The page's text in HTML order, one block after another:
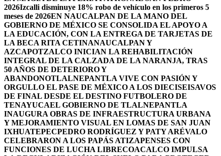
2026Izcalli disminuye 18% robo de vehículo en los primeros 5
meses de 2026EN NAUCALPAN DE LA MANO DEL
GOBIERNO DE MÉXICO SE CONSOLIDA EL APOYO A
LA EDUCACIÓN, CON LA ENTREGA DE TARJETAS DE
LA BECA RITA CETINANAUCALPAN Y
AZCAPOTZALCO INICIAN LA REHABILITACIÓN
INTEGRAL DE LA CALZADA DE LA NARANJA, TRAS
50 AÑOS DE DETERIORO Y
ABANDONOTLALNEPANTLA VIVE CON PASIÓN Y
ORGULLO EL PASE DE MÉXICO A LOS DIECISEISAVOS
DE FINAL DESDE EL DESTINO FUTBOLERO DE
TENAYUCAEL GOBIERNO DE TLALNEPANTLA
INAUGURA OBRAS DE INFRAESTRUCTURA URBANA
Y MEJORAMIENTO VISUAL EN LOMAS DE SAN JUAN
IXHUATEPECPEDRO RODRÍGUEZ Y PATY ARÉVALO
CELEBRARON A LOS PAPÁS ATIZAPENSES CON
FUNCIONES DE LUCHA LIBRECOACALCO IMPULSA